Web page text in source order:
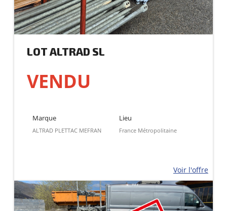
LOT ALTRAD SL
VENDU
Marque
ALTRAD PLETTAC MEFRAN
Lieu
France Métropolitaine
Voir l'offre